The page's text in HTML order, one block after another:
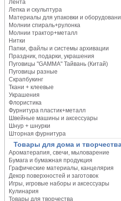
Лента
Лепка и скульптура
Материалы для упаковки и
Молнии спираль+рулонка
Молнии трактор+металл
Нитки
Папки, файлы и системы архивации
Праздник, подарки, украшения
Пуговицы "GAMMA" Тайвань (Китай)
Пуговицы разные
Скрапбукинг
Ткани + клеевые
Украшения
Флористика
Фурнитура пластик+металл
Швейные машины и аксессуары
Шнур + шнурки
Шторная фурнитура
Товары для дома и
Ароматерапия, свечи, мыловарение
Бумага и бумажная продукция
Графические материалы, канцелярия
Декор поверхностей и заготовок
Игры, игровые наборы и аксессуары
Кулинария
Товары для творчества